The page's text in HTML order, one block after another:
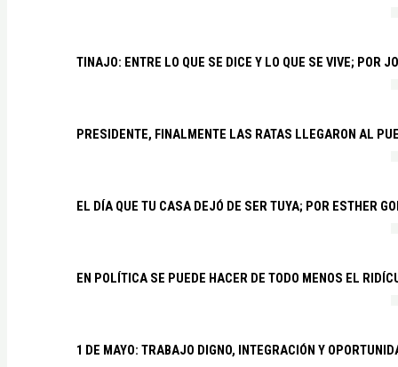
TINAJO: ENTRE LO QUE SE DICE Y LO QUE SE VIVE; POR
PRESIDENTE, FINALMENTE LAS RATAS LLEGARON AL
EL DÍA QUE TU CASA DEJÓ DE SER TUYA; POR ESTHER
EN POLÍTICA SE PUEDE HACER DE TODO MENOS EL
1 DE MAYO: TRABAJO DIGNO, INTEGRACIÓN Y